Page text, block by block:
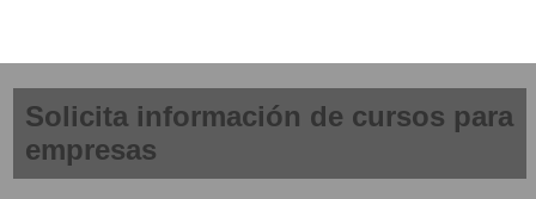
Solicita información de cursos para
empresas